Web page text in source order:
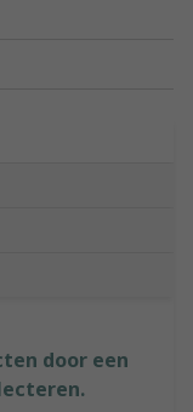
door een